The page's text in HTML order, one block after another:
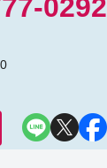
0292